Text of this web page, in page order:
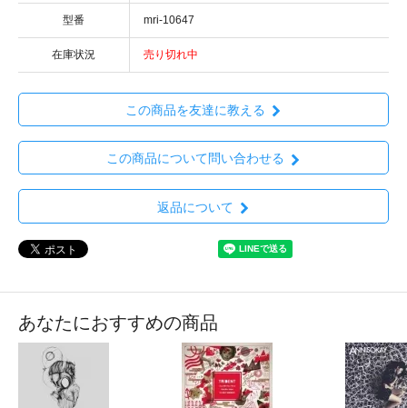
型番 mri-10647
在庫状況 売り切れ中
この商品を友達に教える
この商品について問い合わせる
返品について
あなたにおすすめの商品